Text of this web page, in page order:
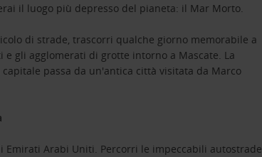
il luogo più depresso del pianeta: il Mar Morto.
di strade, trascorri qualche giorno memorabile a
e gli agglomerati di grotte intorno a Mascate. La
passa da un'antica città visitata da Marco
Arabi Uniti. Percorri le impeccabili autostrade